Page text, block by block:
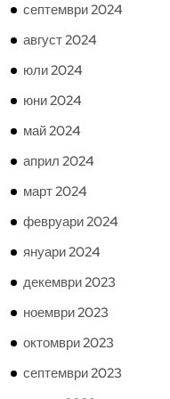
септември 2024
август 2024
юли 2024
юни 2024
май 2024
април 2024
март 2024
февруари 2024
януари 2024
декември 2023
ноември 2023
октомври 2023
септември 2023